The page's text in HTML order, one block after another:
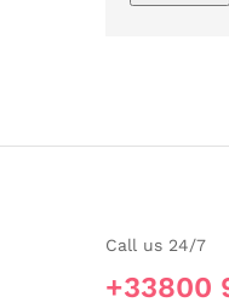
Call us 24/7
+33800